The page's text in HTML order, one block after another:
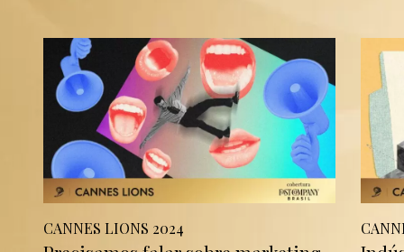
CANNES LIONS 2024